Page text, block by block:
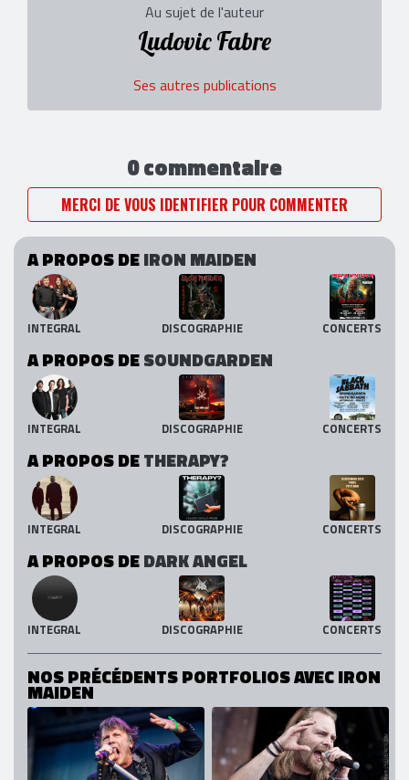
Au sujet de l'auteur
Ludovic Fabre
Ses autres publications
0 commentaire
MERCI DE VOUS IDENTIFIER POUR COMMENTER
A PROPOS DEIRON MAIDEN
INTEGRAL DISCOGRAPHIE CONCERTS
A PROPOS DESOUNDGARDEN
INTEGRAL DISCOGRAPHIE CONCERTS
A PROPOS DETHERAPY?
INTEGRAL DISCOGRAPHIE CONCERTS
A PROPOS DEDARK ANGEL
INTEGRAL DISCOGRAPHIE CONCERTS
NOS PRÉCÉDENTS PORTFOLIOS AVEC IRON
MAIDEN